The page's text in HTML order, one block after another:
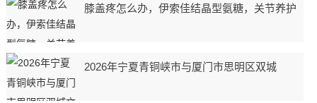
膝盖疼怎么办，伊索佳结晶型氨糖，关节养护
2026年宁夏青铜峡市与厦门市思明区双城